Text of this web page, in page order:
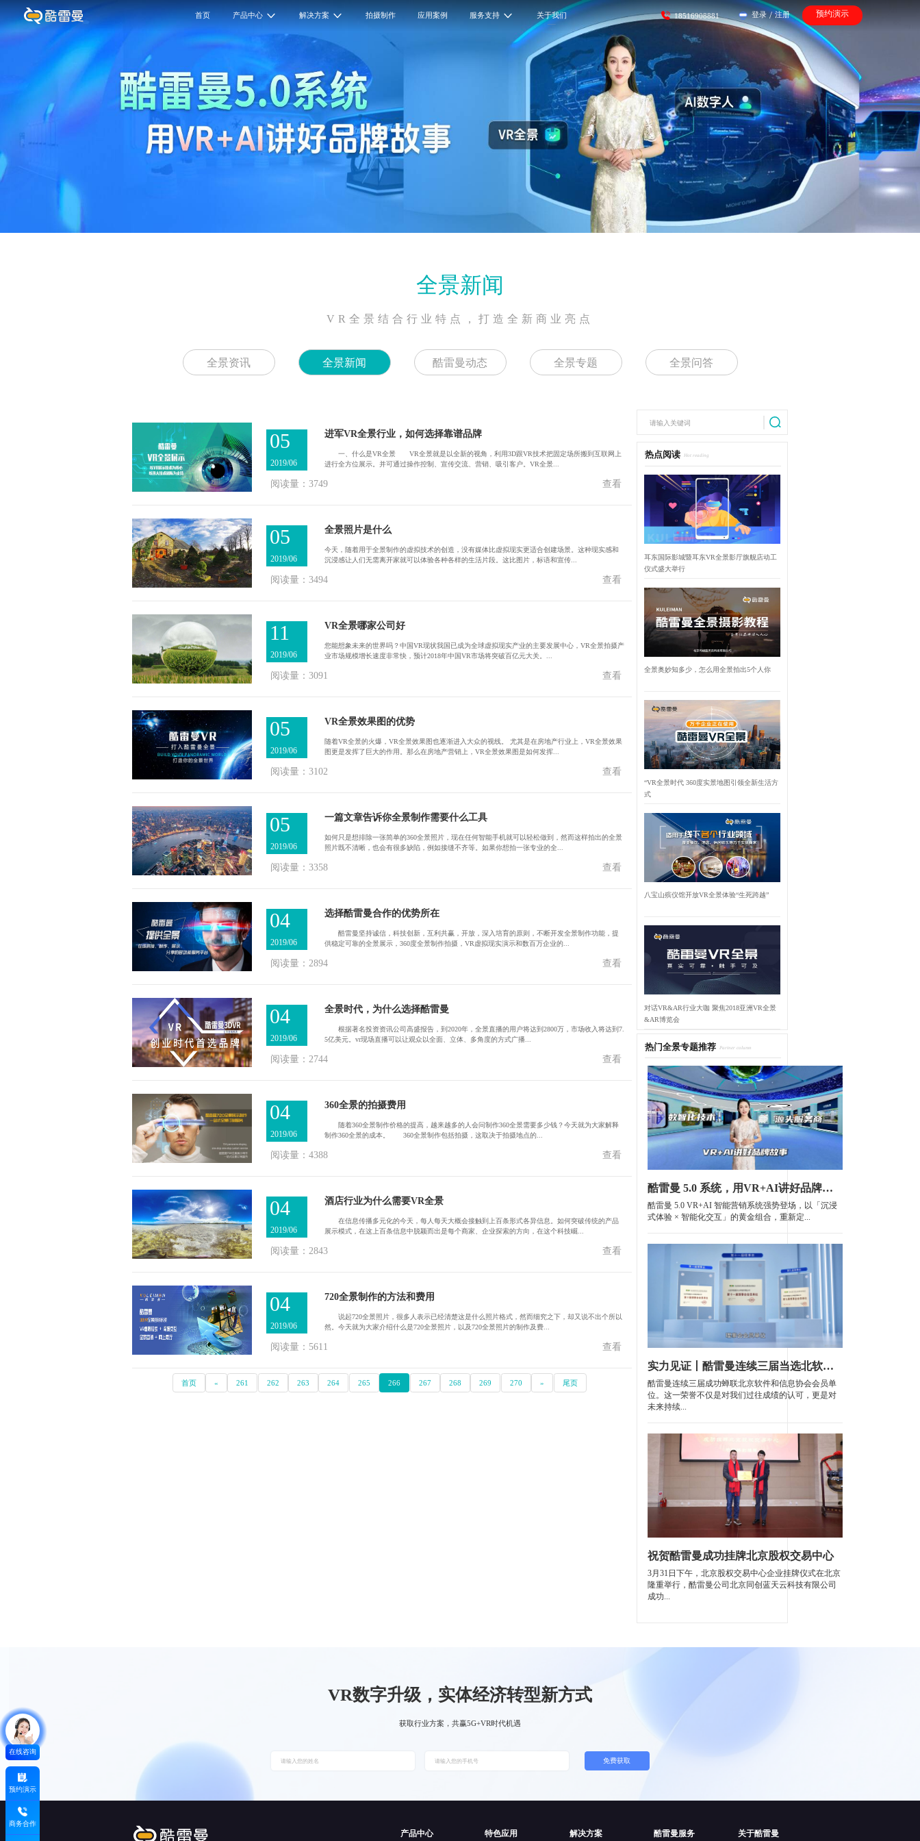
首页 产品中心 解决方案 拍摄制作 应用案例 服务支持 关于我们 18516908881 登录 / 注册 预约演示
全景新闻
VR全景结合行业特点，打造全新商业亮点
全景资讯 全景新闻 酷雷曼动态 全景专题 全景问答
进军VR全景行业，如何选择靠谱品牌
一、什么是VR全景 VR全景就是以全新的视角，利用3D跟VR技术把固定场所搬到互联网上
进行全方位展示。并可通过操作控制、宣传交流、营销、吸引客户。VR全景...
阅读量：3749 查看
05
2019/06
全景照片是什么
今天，随着用于全景制作的虚拟技术的创造，没有媒体比虚拟现实更适合创建场景。这种现实感和
沉浸感让人们无需离开家就可以体验各种各样的生活片段。这比图片，标语和宣传...
阅读量：3494 查看
05
2019/06
VR全景哪家公司好
您能想象未来的世界吗？中国VR现状我国已成为全球虚拟现实产业的主要发展中心，VR全景拍摄产
业市场规模增长速度非常快，预计2018年中国VR市场将突破百亿元大关。...
阅读量：3091 查看
11
2019/06
VR全景效果图的优势
随着VR全景的火爆，VR全景效果图也逐渐进入大众的视线。 尤其是在房地产行业上，VR全景效果
图更是发挥了巨大的作用。那么在房地产营销上，VR全景效果图是如何发挥...
阅读量：3102 查看
05
2019/06
一篇文章告诉你全景制作需要什么工具
如何只是想排除一张简单的360全景照片，现在任何智能手机就可以轻松做到，然而这样拍出的全景
照片既不清晰，也会有很多缺陷，例如接缝不齐等。如果你想拍一张专业的全...
阅读量：3358 查看
05
2019/06
选择酷雷曼合作的优势所在
酷雷曼坚持诚信，科技创新，互利共赢，开放，深入培育的原则，不断开发全景制作功能，提
供稳定可靠的全景展示，360度全景制作拍摄，VR虚拟现实演示和数百万企业的...
阅读量：2894 查看
04
2019/06
全景时代，为什么选择酷雷曼
根据著名投资资讯公司高盛报告，到2020年，全景直播的用户将达到2800万，市场收入将达到7.
5亿美元。vr现场直播可以让观众以全面、立体、多角度的方式广播...
阅读量：2744 查看
04
2019/06
360全景的拍摄费用
随着360全景制作价格的提高，越来越多的人会问制作360全景需要多少钱？今天就为大家解释
制作360全景的成本。 360全景制作包括拍摄，这取决于拍摄地点的...
阅读量：4388 查看
04
2019/06
酒店行业为什么需要VR全景
在信息传播多元化的今天，每人每天大概会接触到上百条形式各异信息。如何突破传统的产品
展示模式，在这上百条信息中脱颖而出是每个商家、企业探索的方向，在这个科技崛...
阅读量：2843 查看
04
2019/06
720全景制作的方法和费用
说起720全景照片，很多人表示已经清楚这是什么照片格式，然而细究之下，却又说不出个所以
然。今天就为大家介绍什么是720全景照片，以及720全景照片的制作及费...
阅读量：5611 查看
04
2019/06
首页 « 261 262 263 264 265 266 267 268 269 270 » 尾页
热点阅读 Hot reading
耳东国际影城暨耳东VR全景影厅旗舰店动工
仪式盛大举行
全景奥妙知多少，怎么用全景拍出5个人你
“VR全景时代 360度实景地图引领全新生活方
式
八宝山殡仪馆开放VR全景体验“生死跨越”
对话VR&AR行业大咖 聚焦2018亚洲VR全景
&AR博览会
热门全景专题推荐 Partner column
酷雷曼 5.0 系统，用VR+AI讲好品牌故事
酷雷曼 5.0 VR+AI 智能营销系统强势登场，以「沉浸
式体验 × 智能化交互」的黄金组合，重新定...
实力见证丨酷雷曼连续三届当选北软协理事会会员单位
酷雷曼连续三届成功蝉联北京软件和信息协会会员单
位。这一荣誉不仅是对我们过往成绩的认可，更是对
未来持续...
祝贺酷雷曼成功挂牌北京股权交易中心
3月31日下午，北京股权交易中心企业挂牌仪式在北京
隆重举行，酷雷曼公司北京同创蓝天云科技有限公司
成功...
在线咨询
预约演示
商务合作
VR数字升级，实体经济转型新方式
获取行业方案，共赢5G+VR时代机遇
免费获取
产品中心 特色应用 解决方案 酷雷曼服务 关于酷雷曼